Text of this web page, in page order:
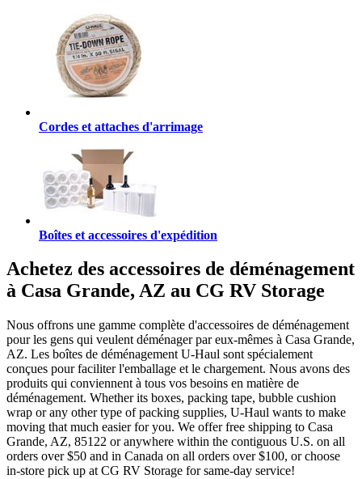
Cordes et attaches d'arrimage
Boîtes et accessoires d'expédition
Achetez des accessoires de déménagement
à Casa Grande, AZ au CG RV Storage
Nous offrons une gamme complète d'accessoires de déménagement
pour les gens qui veulent déménager par eux-mêmes à Casa Grande,
AZ. Les boîtes de déménagement U-Haul sont spécialement
conçues pour faciliter l'emballage et le chargement. Nous avons des
produits qui conviennent à tous vos besoins en matière de
déménagement. Whether its boxes, packing tape, bubble cushion
wrap or any other type of packing supplies, U-Haul wants to make
moving that much easier for you. We offer free shipping to Casa
Grande, AZ, 85122 or anywhere within the contiguous U.S. on all
orders over $50 and in Canada on all orders over $100, or choose
in-store pick up at CG RV Storage for same-day service!